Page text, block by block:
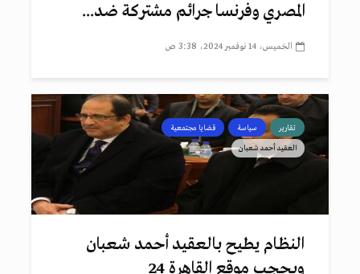
المصري وفرنسا جرائم مشتركة ضد...
الخميس، 14 نوفمبر 2024، 3:38 ص
تقارير سياسة قضايا مجتمعية
العقيد أحمد شعبان
النظام يطيح بالعقيد أحمد شعبان
ويحجب موقع القاهرة 24